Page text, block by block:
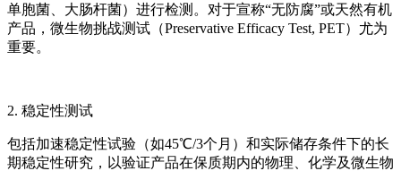
单胞菌、大肠杆菌）进行检测。对于宣称“无防腐”或天然有机
产品，微生物挑战测试（Preservative Efficacy Test, PET）尤为
重要。
2. 稳定性测试
包括加速稳定性试验（如45℃/3个月）和实际储存条件下的长
期稳定性研究，以验证产品在保质期内的物理、化学及微生物